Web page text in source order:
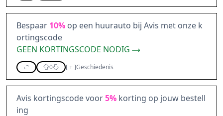
Bespaar 10% op een huurauto bij Avis met onze k
ortingscode
GEEN KORTINGSCODE NODIG
0 [+]Geschiedenis
Avis kortingscode voor5% korting op jouw bestell
ing